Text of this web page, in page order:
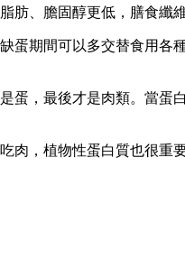
、膽固醇更低，膳食纖
蛋期間可以多交替食用各
，最後才是肉類。當蛋
肉，植物性蛋白質也很重要